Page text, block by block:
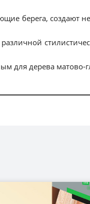
берега, создают
для дерева матово-